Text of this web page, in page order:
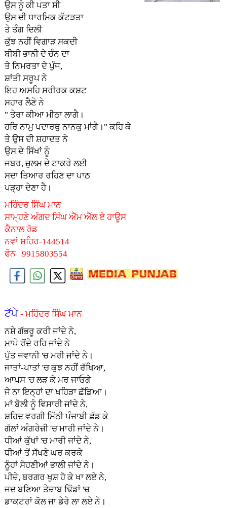
ਉਸ ਨੂੰ ਕੀ ਪਤਾ ਸੀ
ਉਸ ਦੀ ਧਾਰਮਿਕ ਕੱਟੜਤਾ
ਤੇ ਤੰਗ ਦਿਲੀ
ਕੁੱਝ ਨਹੀਂ ਵਿਗਾੜ ਸਕਦੀ
ਬੀਬੀ ਭਾਨੀ ਦੇ ਚੰਨ ਦਾ
ਤੇ ਨਿਮਰਤਾ ਦੇ ਪੁੰਜ,
ਸ਼ਾਂਤੀ ਸਰੂਪ ਨੇ
ਇਹ ਅਸਹਿ ਸਰੀਰਕ ਕਸ਼ਟ
ਸਹਾਰ ਲੈਣੇ ਨੇ
" ਤੇਰਾ ਕੀਆ ਮੀਠਾ ਲਾਗੈ।
ਹਰਿ ਨਾਮੁ ਪਦਾਰਥੁ ਨਾਨਕੁ ਮਾਂਗੈ।" ਕਹਿ ਕੇ
ਤੇ ਉਸ ਦੀ ਸ਼ਹਾਦਤ ਨੇ
ਉਸ ਦੇ ਸਿੱਖਾਂ ਨੂੰ
ਜਬਰ, ਜ਼ੁਲਮ ਦੇ ਟਾਕਰੇ ਲਈ
ਸਦਾ ਤਿਆਰ ਰਹਿਣ ਦਾ ਪਾਠ
ਪੜ੍ਹਾ ਦੇਣਾ ਹੈ।
ਮਹਿੰਦਰ ਸਿੰਘ ਮਾਨ
ਸਾਮ੍ਹਣੇ ਅੰਗਦ ਸਿੰਘ ਐੱਮ ਐੱਲ ਏ ਹਾਊਸ
ਕੈਨਾਲ ਰੋਡ
ਨਵਾਂ ਸ਼ਹਿਰ-144514
ਫੋਨ 9915803554
ਟੱਪੇ - ਮਹਿੰਦਰ ਸਿੰਘ ਮਾਨ
ਨਸ਼ੇ ਗੱਭਰੂ ਕਰੀ ਜਾਂਦੇ ਨੇ,
ਮਾਪੇ ਰੋਂਦੇ ਰਹਿ ਜਾਂਦੇ ਨੇ
ਪੁੱਤ ਜਵਾਨੀ 'ਚ ਮਰੀ ਜਾਂਦੇ ਨੇ।
ਜਾਤਾਂ-ਪਾਤਾਂ 'ਚ ਕੁਝ ਨਹੀਂ ਰੱਖਿਆ,
ਆਪਸ 'ਚ ਲੜ ਕੇ ਮਰ ਜਾਓਗੇ
ਜੇ ਨਾ ਇਨ੍ਹਾਂ ਦਾ ਖਹਿੜਾ ਛੱਡਿਆ।
ਮਾਂ ਬੋਲੀ ਨੂੰ ਵਿਸਾਰੀ ਜਾਂਦੇ ਨੇ,
ਸ਼ਹਿਦ ਵਰਗੀ ਮਿੱਠੀ ਪੰਜਾਬੀ ਛੱਡ ਕੇ
ਗੱਲਾਂ ਅੰਗਰੇਜ਼ੀ 'ਚ ਮਾਰੀ ਜਾਂਦੇ ਨੇ।
ਧੀਆਂ ਕੁੱਖਾਂ 'ਚ ਮਾਰੀ ਜਾਂਦੇ ਨੇ,
ਧੀਆਂ ਤੋਂ ਸੱਖਣੇ ਘਰ ਕਰਕੇ
ਨੂੰਹਾਂ ਸੋਹਣੀਆਂ ਭਾਲੀ ਜਾਂਦੇ ਨੇ।
ਪੀਜ਼ੇ, ਬਰਗਰ ਖੁਸ਼ ਹੋ ਕੇ ਖਾ ਲਏ ਨੇ,
ਜਦ ਬਣਿਆ ਤੇਜ਼ਾਬ ਢਿੱਡਾਂ 'ਚ
ਡਾਕਟਰਾਂ ਕੋਲ ਜਾ ਡੇਰੇ ਲਾ ਲਏ ਨੇ।